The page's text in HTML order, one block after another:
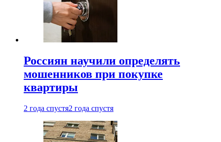
Россиян научили определять
мошенников при покупке
квартиры
2 года спустя2 года спустя